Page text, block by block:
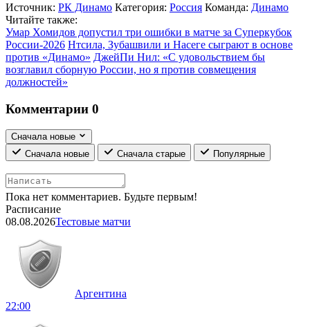
Источник: РК Динамо Категория: Россия Команда: Динамо
Читайте также:
Умар Хомидов допустил три ошибки в матче за Суперкубок
России-2026 Нтсила, Зубашвили и Насеге сыграют в основе
против «Динамо» ДжейПи Нил: «С удовольствием бы
возглавил сборную России, но я против совмещения
должностей»
Комментарии 0
Сначала новые
Сначала новые
Сначала старые Популярные
Пока нет комментариев. Будьте первым!
Расписание
08.08.2026Тестовые матчи
Аргентина
22:00